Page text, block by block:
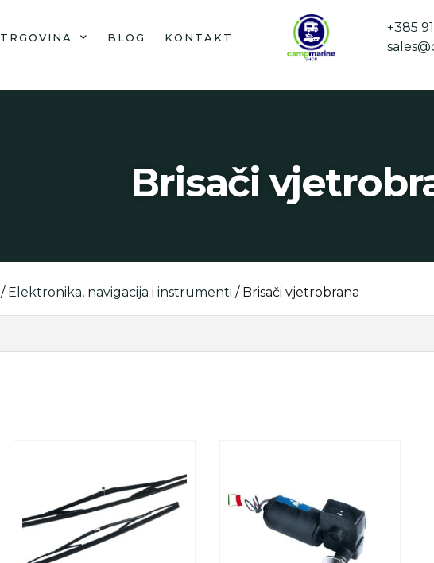
TRGOVINA BLOG KONTAKT
+385
Brisači
/ Elektronika, navigacija i instrumenti / Brisači vjetrobrana